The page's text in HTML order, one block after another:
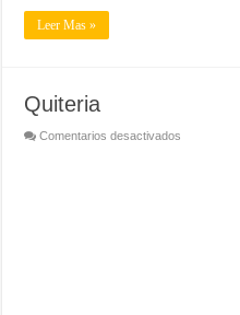
Leer Mas »
Quiteria
Comentarios desactivados